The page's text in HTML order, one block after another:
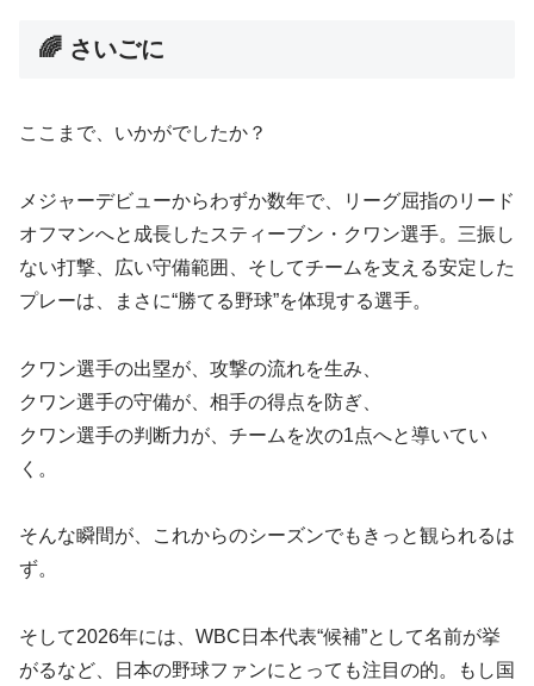
🌈 さいごに
ここまで、いかがでしたか？
メジャーデビューからわずか数年で、リーグ屈指のリード
オフマンへと成長したスティーブン・クワン選手。三振し
ない打撃、広い守備範囲、そしてチームを支える安定した
プレーは、まさに“勝てる野球”を体現する選手。
クワン選手の出塁が、攻撃の流れを生み、
クワン選手の守備が、相手の得点を防ぎ、
クワン選手の判断力が、チームを次の1点へと導いてい
く。
そんな瞬間が、これからのシーズンでもきっと観られるは
ず。
そして2026年には、WBC日本代表“候補”として名前が挙
がるなど、日本の野球ファンにとっても注目の的。もし国